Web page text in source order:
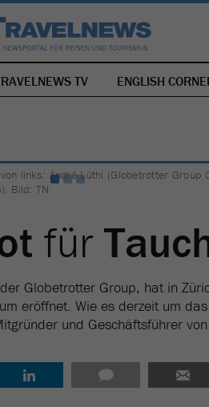
NAVIGATION
ÜBERSPRINGEN
TV ENGLISH
links: André Lüthi (Globetrotter
Bild: TN
für
Globetrotter Group, hat in
eröffnet. Wie es derzeit um
und Geschäftsführer